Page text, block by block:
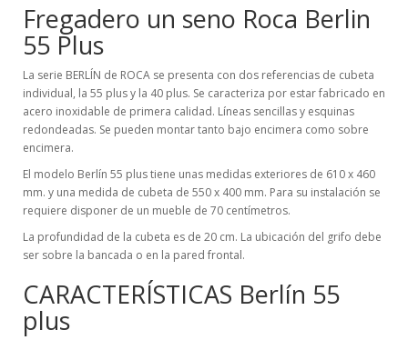
Fregadero un seno Roca Berlin
55 Plus
La serie BERLÍN de ROCA se presenta con dos referencias de cubeta
individual, la 55 plus y la 40 plus. Se caracteriza por estar fabricado en
acero inoxidable de primera calidad. Líneas sencillas y esquinas
redondeadas. Se pueden montar tanto bajo encimera como sobre
encimera.
El modelo Berlín 55 plus tiene unas medidas exteriores de 610 x 460
mm. y una medida de cubeta de 550 x 400 mm. Para su instalación se
requiere disponer de un mueble de 70 centímetros.
La profundidad de la cubeta es de 20 cm. La ubicación del grifo debe
ser sobre la bancada o en la pared frontal.
CARACTERÍSTICAS Berlín 55
plus